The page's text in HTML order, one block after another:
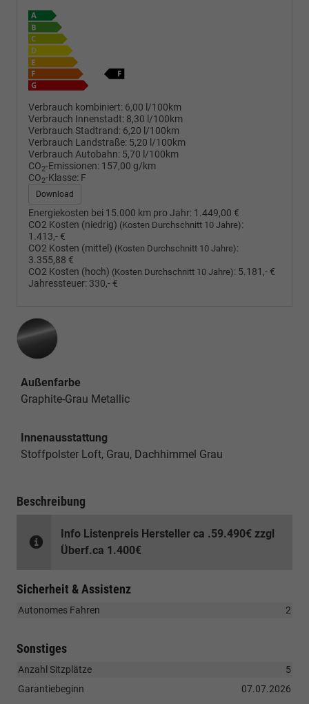
Verbrauch kombiniert: 6,00 l/100km
Verbrauch Innenstadt: 8,30 l/100km
Verbrauch Stadtrand: 6,20 l/100km
Verbrauch Landstraße: 5,20 l/100km
Verbrauch Autobahn: 5,70 l/100km
CO2-Emissionen: 157,00 g/km
CO2-Klasse: F
Download
Energiekosten bei 15.000 km pro Jahr: 1.449,00 €
CO2 Kosten (niedrig) (Kosten Durchschnitt 10 Jahre):
1.413,- €
CO2 Kosten (mittel) (Kosten Durchschnitt 10 Jahre):
3.355,88 €
CO2 Kosten (hoch) (Kosten Durchschnitt 10 Jahre): 5.181,- €
Jahressteuer: 330,- €
Außenfarbe
Graphite-Grau Metallic
Innenausstattung
Stoffpolster Loft, Grau, Dachhimmel Grau
Beschreibung
Info Listenpreis Hersteller ca .59.490€ zzgl
Überf.ca 1.400€
Sicherheit & Assistenz
Autonomes Fahren 2
Sonstiges
Anzahl Sitzplätze
5
Garantiebeginn
07.07.2026